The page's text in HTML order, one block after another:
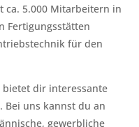
ca. 5.000 Mitarbeitern in
Fertigungsstätten
für den
bietet dir interessante
Bei uns kannst du an
gewerbliche